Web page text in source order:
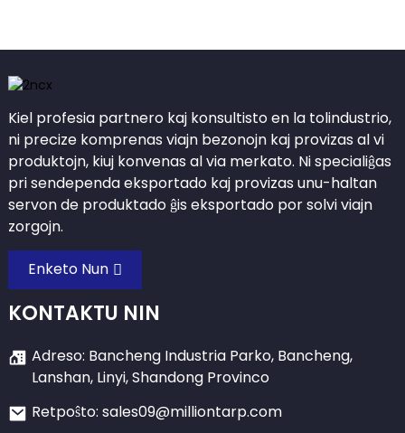
Kiel profesia partnero kaj konsultisto en la tolindustrio,
ni precize komprenas viajn bezonojn kaj provizas al vi
produktojn, kiuj konvenas al via merkato. Ni specialiĝas
pri sendependa eksportado kaj provizas unu-haltan
servon de produktado ĝis eksportado por solvi viajn
zorgojn.
Enketo Nun
KONTAKTU NIN
Adreso: Bancheng Industria Parko, Bancheng,
Lanshan, Linyi, Shandong Provinco
Retpoŝto: sales09@milliontarp.com